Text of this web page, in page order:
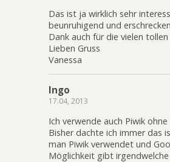
Das ist ja wirklich sehr
beunruhigend und
Dank auch für die vielen
Lieben Gruss
Vanessa
Ingo
17.04, 2013
Ich verwende auch Piwik ohne
Bisher dachte ich immer das
man Piwik verwendet und
Möglichkeit gibt